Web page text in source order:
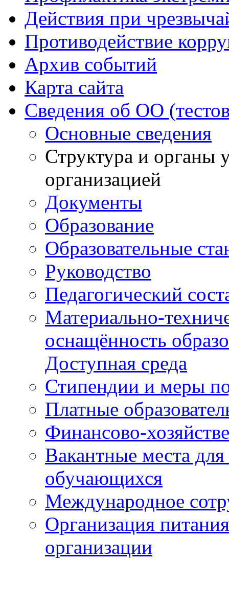
Действия при
Противодействие
Архив событий
Карта сайта
Сведения об ОО
Основные сведения
Структура и органы
организацией
Документы
Образование
Образовательные
Руководство
Педагогический
Материально-
оснащённость
Доступная среда
Стипендии и меры
Платные
Финансово-
Вакантные места
обучающихся
Международное
Организация
организации